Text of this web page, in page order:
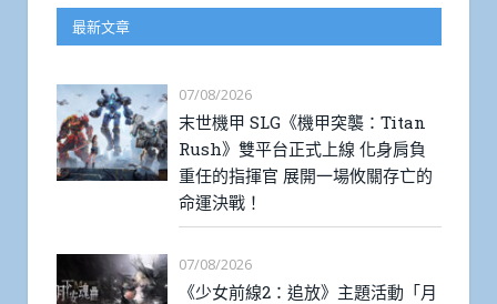
最新文章
07/08/2026
末世機甲 SLG《機甲突襲：Titan
Rush》雙平台正式上線 化身肩負
重任的指揮官 展開一場攸關存亡的
命運決戰！
07/08/2026
《少女前線2：追放》主題活動「月